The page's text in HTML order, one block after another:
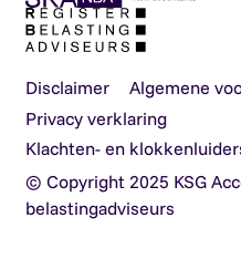
Disclaimer
Algemene
Privacy verklaring
Klachten- en
© Copyright 2025 KSG
belastingadviseurs